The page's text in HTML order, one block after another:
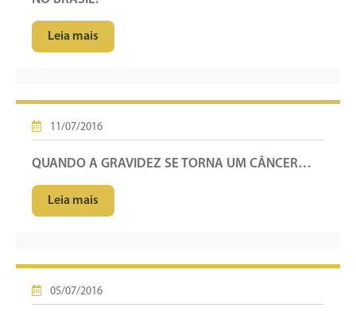
Leia mais
11/07/2016
QUANDO A GRAVIDEZ SE TORNA UM CÂNCER…
Leia mais
05/07/2016